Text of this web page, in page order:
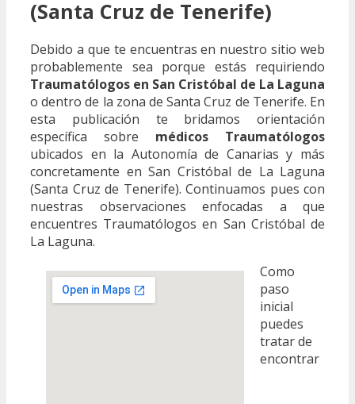
(Santa Cruz de Tenerife)
Debido a que te encuentras en nuestro sitio web
probablemente sea porque estás requiriendo
Traumatólogos en San Cristóbal de La Laguna
o dentro de la zona de Santa Cruz de Tenerife. En
esta publicación te bridamos orientación
específica sobre médicos Traumatólogos
ubicados en la Autonomía de Canarias y más
concretamente en San Cristóbal de La Laguna
(Santa Cruz de Tenerife). Continuamos pues con
nuestras observaciones enfocadas a que
encuentres Traumatólogos en San Cristóbal de
La Laguna.
Como
paso
inicial
puedes
tratar de
encontrar